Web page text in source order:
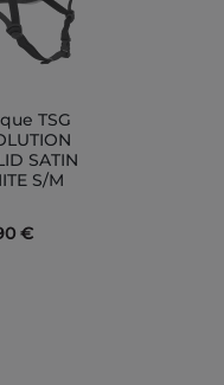
TSG
SATIN
S/M
€